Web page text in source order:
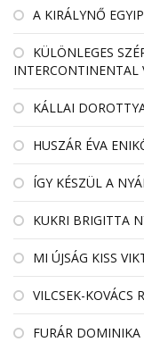
A KIRÁLYNŐ
KÜLÖNLEGES
INTERCONTINENTAL
KÁLLAI
HUSZÁR ÉVA
ÍGY KÉSZÜL A
KUKRI BRIGITTA
MI ÚJSÁG KISS
VILCSEK-KOVÁCS
FURÁR DOMINIKA